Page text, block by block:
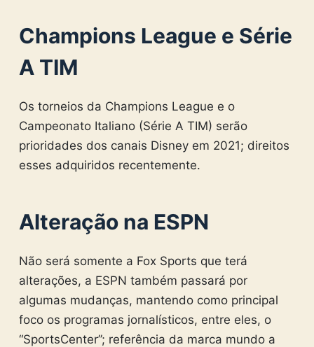
Champions League e Série
A TIM
Os torneios da Champions League e o
Campeonato Italiano (Série A TIM) serão
prioridades dos canais Disney em 2021; direitos
esses adquiridos recentemente.
Alteração na ESPN
Não será somente a Fox Sports que terá
alterações, a ESPN também passará por
algumas mudanças, mantendo como principal
foco os programas jornalísticos, entre eles, o
“SportsCenter”; referência da marca mundo a